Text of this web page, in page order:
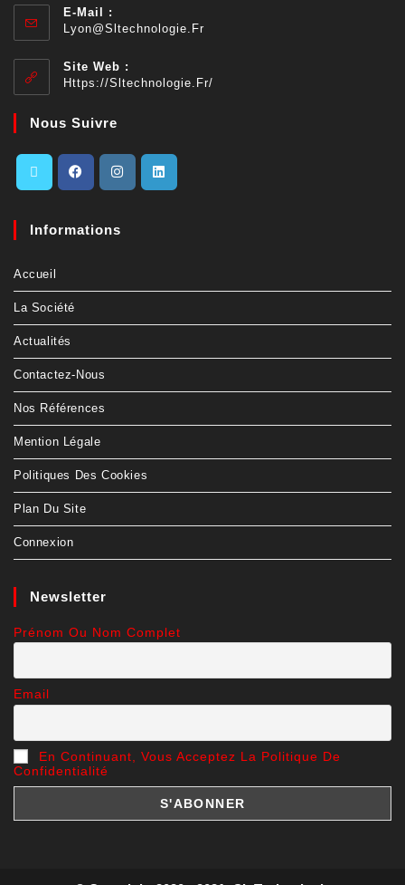
E-Mail :
Lyon@sltechnologie.fr
Site Web :
Https://sltechnologie.fr/
Nous Suivre
Informations
Accueil
La Société
Actualités
Contactez-Nous
Nos Références
Mention Légale
Politiques Des Cookies
Plan Du Site
Connexion
Newsletter
Prénom Ou Nom Complet
Email
En Continuant, Vous Acceptez La Politique De
Confidentialité